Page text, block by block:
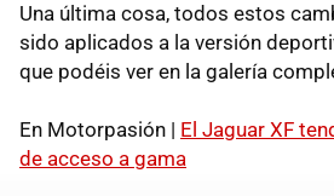
Una última cosa, todos estos
sido aplicados a la versión
que podéis ver en la galería
En Motorpasión | El Jaguar XF
de acceso a gama